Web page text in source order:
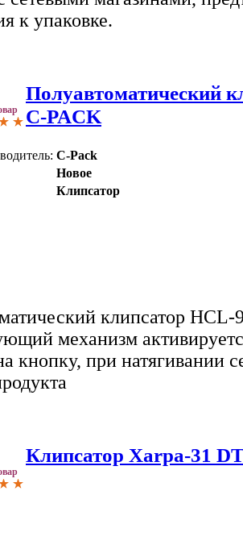
к упаковке.
Полуавтоматический
C-PACK
C-Pack
Новое
Клипсатор
клипсатор HCL-
механизм
кнопку, при натягивании
Клипсатор Хarpa-31